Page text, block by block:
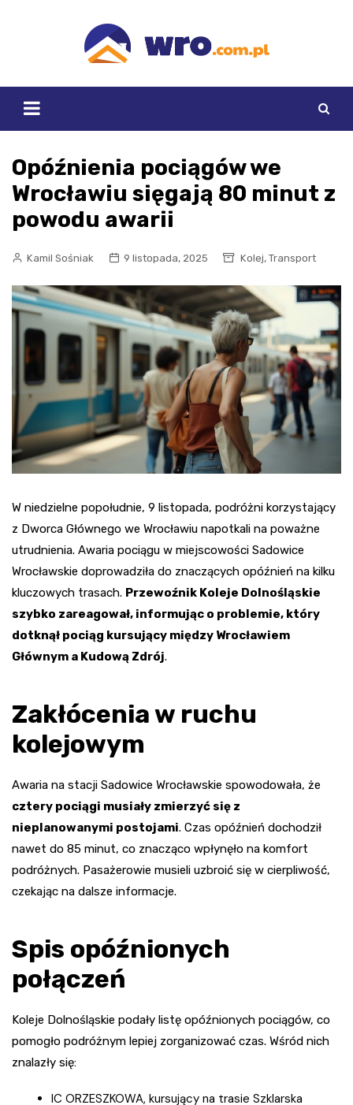
Opóźnienia pociągów we
Wrocławiu sięgają 80 minut z
powodu awarii
Kamil Sośniak 9 listopada, 2025 Kolej, Transport
W niedzielne popołudnie, 9 listopada, podróżni korzystający
z Dworca Głównego we Wrocławiu napotkali na poważne
utrudnienia. Awaria pociągu w miejscowości Sadowice
Wrocławskie doprowadziła do znaczących opóźnień na kilku
kluczowych trasach. Przewoźnik Koleje Dolnośląskie
szybko zareagował, informując o problemie, który
dotknął pociąg kursujący między Wrocławiem
Głównym a Kudową Zdrój.
Zakłócenia w ruchu
kolejowym
Awaria na stacji Sadowice Wrocławskie spowodowała, że
cztery pociągi musiały zmierzyć się z
nieplanowanymi postojami. Czas opóźnień dochodził
nawet do 85 minut, co znacząco wpłynęło na komfort
podróżnych. Pasażerowie musieli uzbroić się w cierpliwość,
czekając na dalsze informacje.
Spis opóźnionych
połączeń
Koleje Dolnośląskie podały listę opóźnionych pociągów, co
pomogło podróżnym lepiej zorganizować czas. Wśród nich
znalazły się:
IC ORZESZKOWA, kursujący na trasie Szklarska